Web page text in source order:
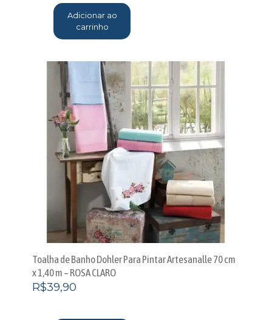
Adicionar ao
carrinho
Toalha de Banho Dohler Para Pintar Artesanalle 70 cm
x 1,40 m – ROSA CLARO
R$39,90